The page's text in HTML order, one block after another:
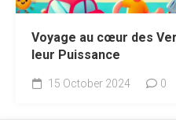
Voyage au cœur des
leur Puissance
15 October 2024 0